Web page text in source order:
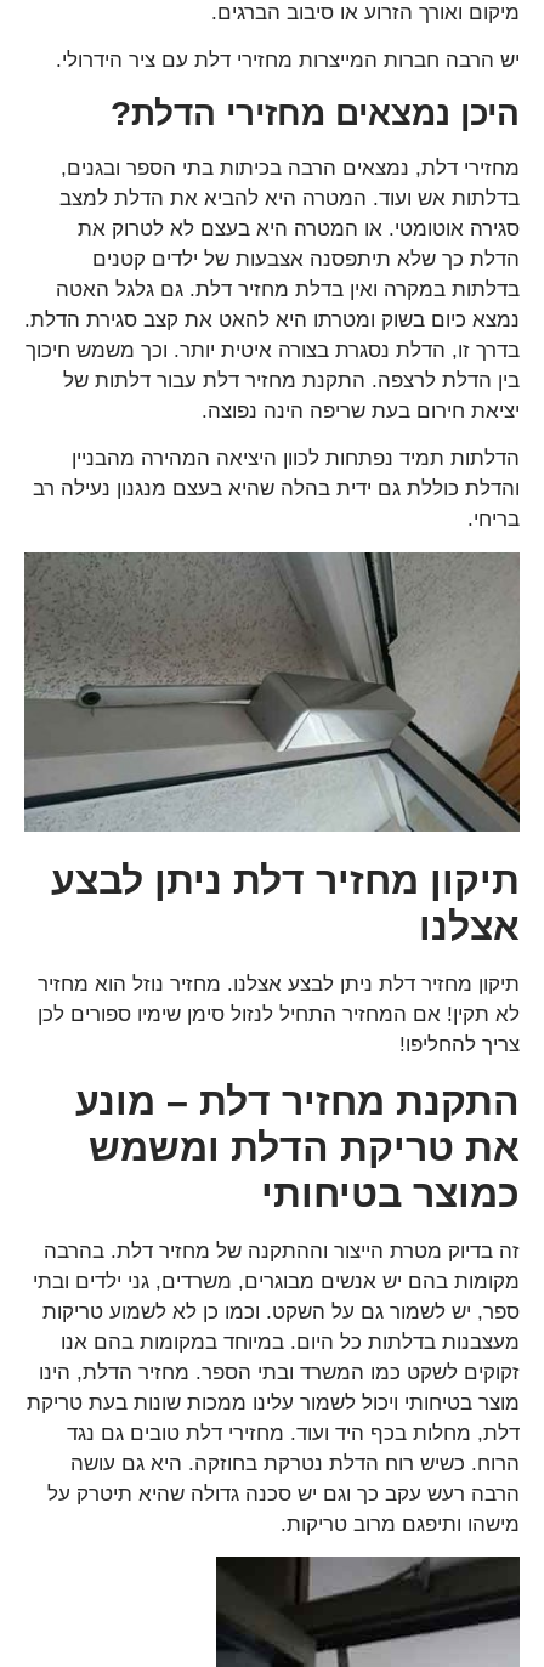
מיקום ואורך הזרוע או סיבוב הברגים.
יש הרבה חברות המייצרות מחזירי דלת עם ציר הידרולי.
היכן נמצאים מחזירי הדלת?
מחזירי דלת, נמצאים הרבה בכיתות בתי הספר ובגנים,
בדלתות אש ועוד. המטרה היא להביא את הדלת למצב
סגירה אוטומטי. או המטרה היא בעצם לא לטרוק את
הדלת כך שלא תיתפסנה אצבעות של ילדים קטנים
בדלתות במקרה ואין בדלת מחזיר דלת. גם גלגל האטה
נמצא כיום בשוק ומטרתו היא להאט את קצב סגירת הדלת.
בדרך זו, הדלת נסגרת בצורה איטית יותר. וכך משמש חיכוך
בין הדלת לרצפה. התקנת מחזיר דלת עבור דלתות של
יציאת חירום בעת שריפה הינה נפוצה.
הדלתות תמיד נפתחות לכוון היציאה המהירה מהבניין
והדלת כוללת גם ידית בהלה שהיא בעצם מנגנון נעילה רב
בריחי.
תיקון מחזיר דלת ניתן לבצע
אצלנו
תיקון מחזיר דלת ניתן לבצע אצלנו. מחזיר נוזל הוא מחזיר
לא תקין! אם המחזיר התחיל לנזול סימן שימיו ספורים לכן
צריך להחליפו!
התקנת מחזיר דלת – מונע
את טריקת הדלת ומשמש
כמוצר בטיחותי
זה בדיוק מטרת הייצור וההתקנה של מחזיר דלת. בהרבה
מקומות בהם יש אנשים מבוגרים, משרדים, גני ילדים ובתי
ספר, יש לשמור גם על השקט. וכמו כן לא לשמוע טריקות
מעצבנות בדלתות כל היום. במיוחד במקומות בהם אנו
זקוקים לשקט כמו המשרד ובתי הספר. מחזיר הדלת, הינו
מוצר בטיחותי ויכול לשמור עלינו ממכות שונות בעת טריקת
דלת, מחלות בכף היד ועוד. מחזירי דלת טובים גם נגד
הרוח. כשיש רוח הדלת נטרקת בחוזקה. היא גם עושה
הרבה רעש עקב כך וגם יש סכנה גדולה שהיא תיטרק על
מישהו ותיפגם מרוב טריקות.